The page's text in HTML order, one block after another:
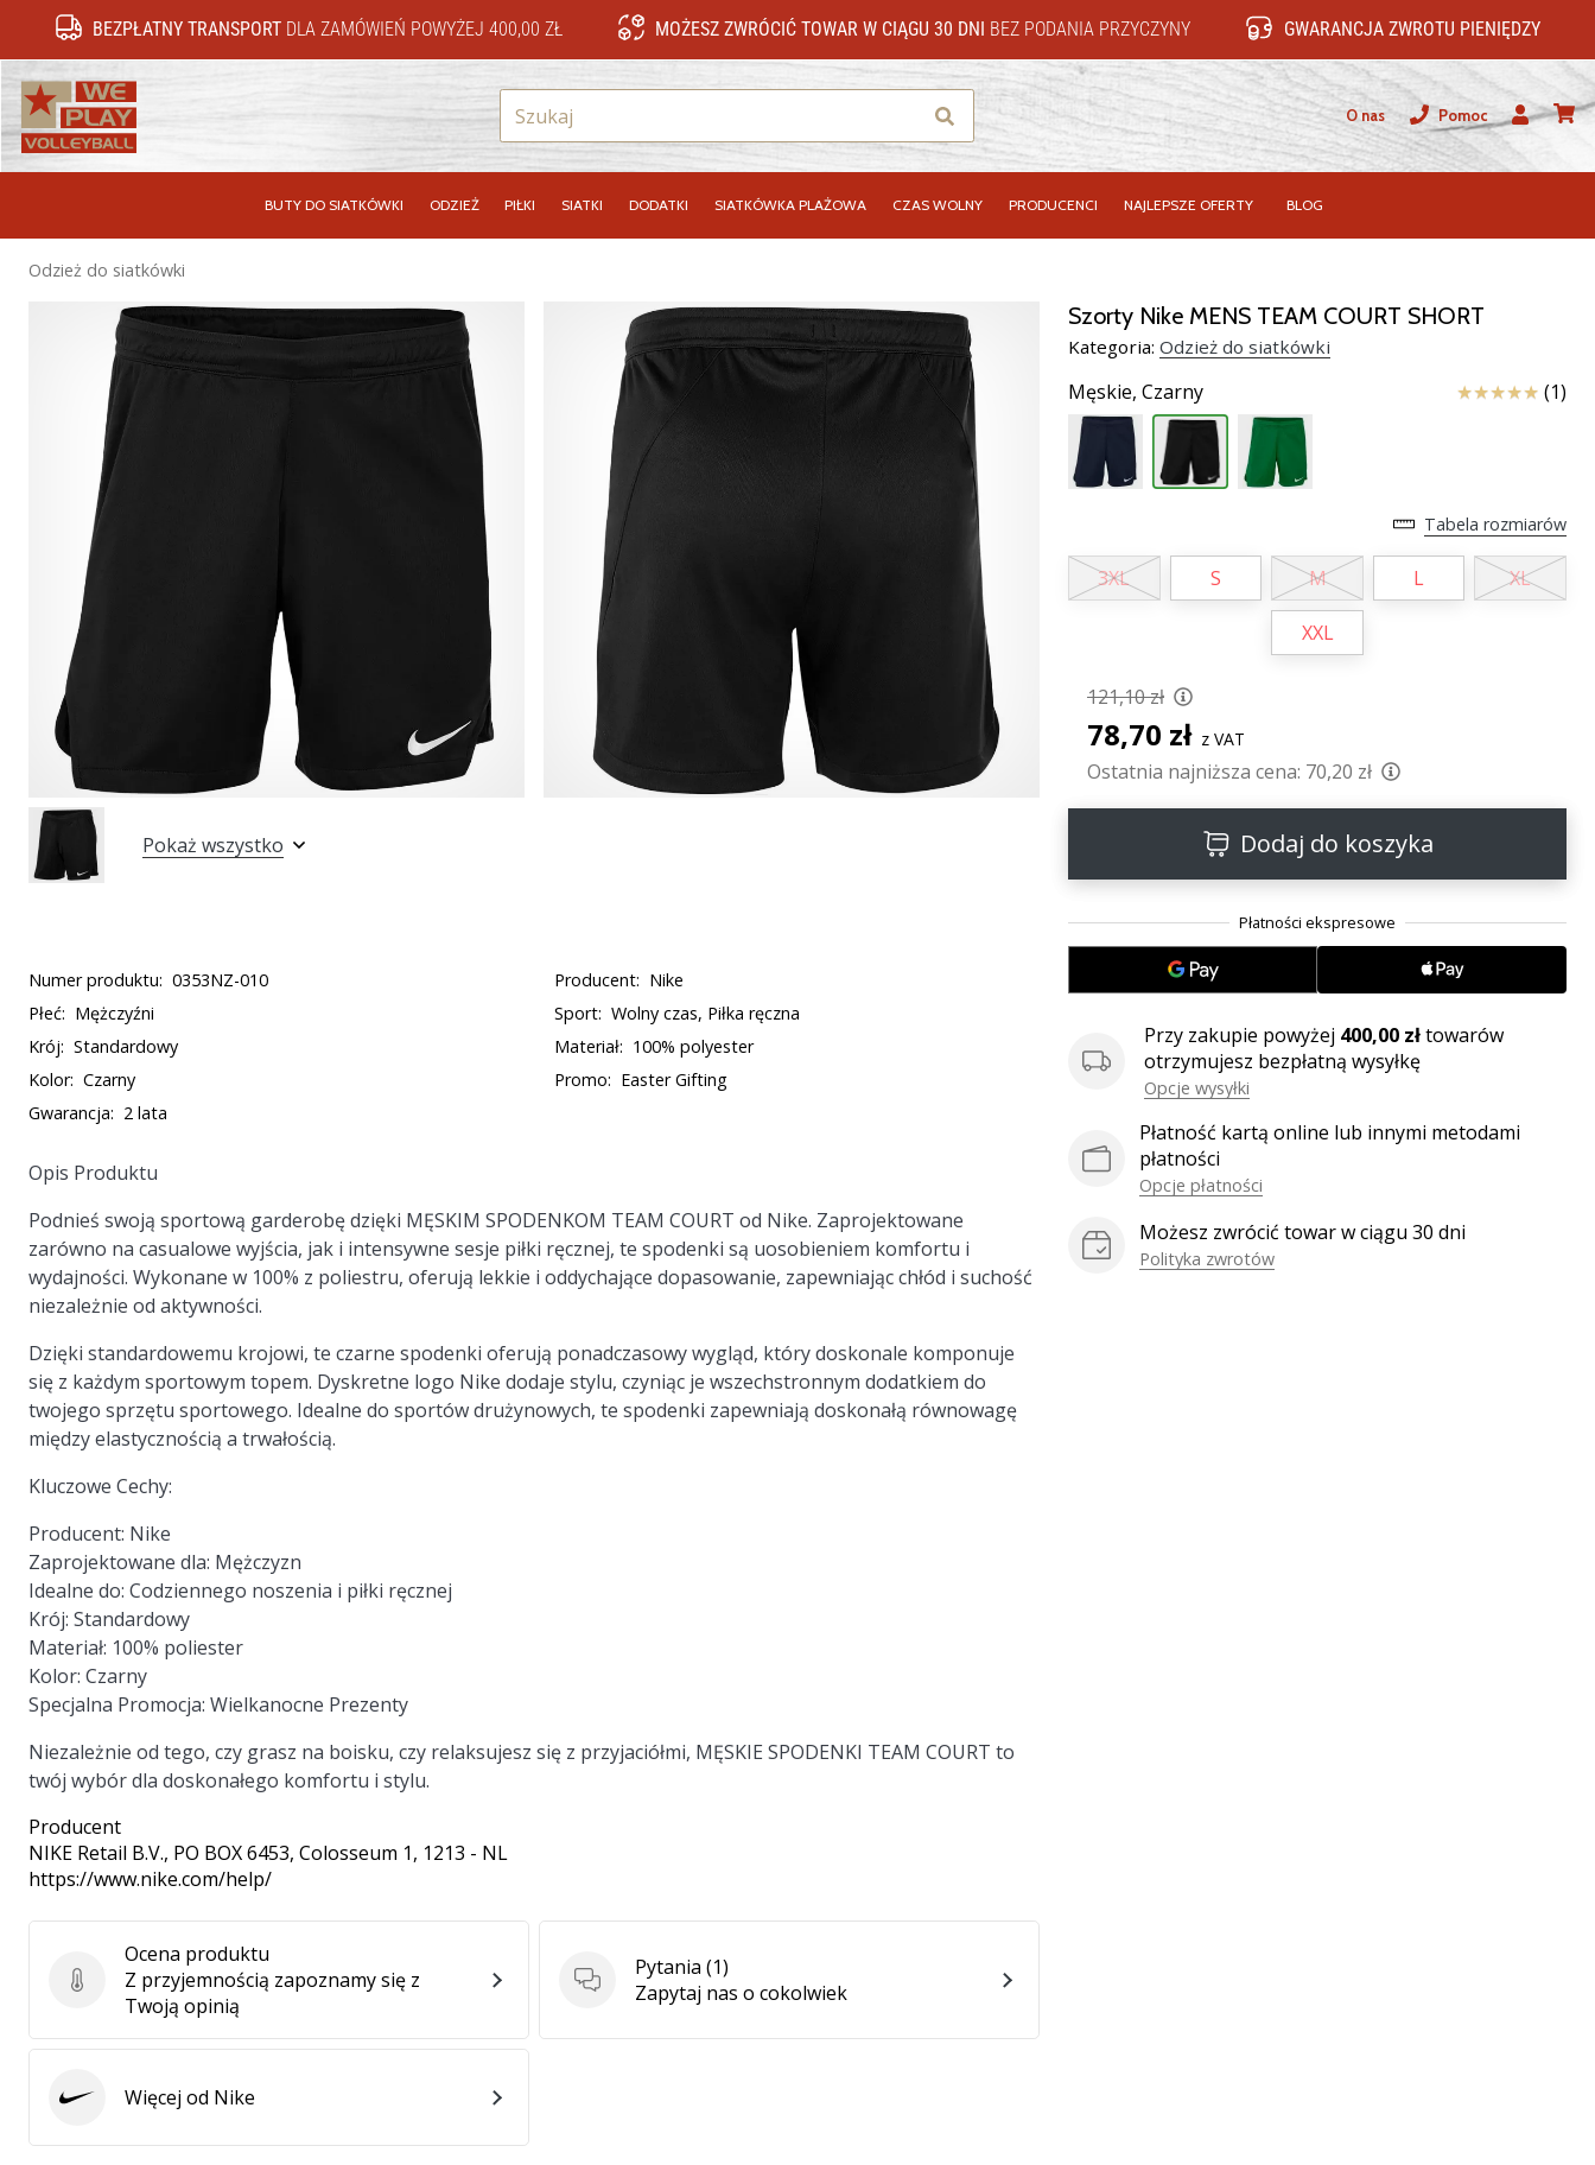
BEZPŁATNY TRANSPORT DLA ZAMÓWIEŃ POWYŻEJ 400,00 ZŁ MOŻESZ ZWRÓCIĆ TOWAR W CIĄGU 30 DNI BEZ PODANIA PRZYCZYNY GWARANCJA ZWROTU PIENIĘDZY
Szukaj O nas
Pomoc
Użytkownik
BUTY DO SIATKÓWKI ODZIEŻ PIŁKI SIATKI DODATKI SIATKÓWKA PLAŻOWA CZAS WOLNY PRODUCENCI NAJLEPSZE OFERTY BLOG
Odzież do siatkówki
Szorty Nike MENS TEAM COURT SHORT
Kategoria: Odzież do siatkówki
Męskie, Czarny Ocena (1)
Tabela rozmiarów
3XL S M L XL
XXL
121,10 zł
78,70 zł z VAT
Ostatnia najniższa cena: 70,20 zł
Dodaj do koszyka
Przy zakupie powyżej 400,00 złtowarów
otrzymujesz bezpłatną wysyłkę
Opcje wysyłki
Płatność kartą online lub innymi metodami
płatności
Opcje płatności
Możesz zwrócić towar w ciągu 30 dni
Polityka zwrotów
Pokaż wszystko
Numer produktu: 0353NZ-010 Producent: Nike
Płeć: Mężczyźni Sport: Wolny czas, Piłka ręczna
Krój: Standardowy Materiał: 100% polyester
Kolor: Czarny Promo: Easter Gifting
Gwarancja: 2 lata
Opis Produktu
Podnieś swoją sportową garderobę dzięki MĘSKIM SPODENKOM TEAM COURT od Nike. Zaprojektowane
zarówno na casualowe wyjścia, jak i intensywne sesje piłki ręcznej, te spodenki są uosobieniem komfortu i
wydajności. Wykonane w 100% z poliestru, oferują lekkie i oddychające dopasowanie, zapewniając chłód i suchość
niezależnie od aktywności.
Dzięki standardowemu krojowi, te czarne spodenki oferują ponadczasowy wygląd, który doskonale komponuje
się z każdym sportowym topem. Dyskretne logo Nike dodaje stylu, czyniąc je wszechstronnym dodatkiem do
twojego sprzętu sportowego. Idealne do sportów drużynowych, te spodenki zapewniają doskonałą równowagę
między elastycznością a trwałością.
Kluczowe Cechy:
Producent: Nike
Zaprojektowane dla: Mężczyzn
Idealne do: Codziennego noszenia i piłki ręcznej
Krój: Standardowy
Materiał: 100% poliester
Kolor: Czarny
Specjalna Promocja: Wielkanocne Prezenty
Niezależnie od tego, czy grasz na boisku, czy relaksujesz się z przyjaciółmi, MĘSKIE SPODENKI TEAM COURT to
twój wybór dla doskonałego komfortu i stylu.
Producent
NIKE Retail B.V., PO BOX 6453, Colosseum 1, 1213 - NL
https://www.nike.com/help/
Ocena produktu
Ocena produktu
Z przyjemnością zapoznamy się z
Twoją opinią
Pytania
Pytania (1)
Zapytaj nas o cokolwiek
Nike Więcej od Nike